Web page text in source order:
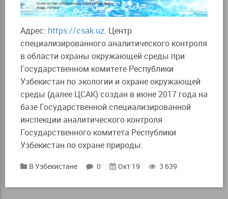
Адрес: https://csak.uz. Центр
специализированного аналитического контроля
в области охраны окружающей среды при
Государственном комитете Республики
Узбекистан по экологии и охране окружающей
среды (далее ЦСАК) создан в июне 2017 года на
базе Государственной специализированной
инспекции аналитического контроля
Государственного комитета Республики
Узбекистан по охране природы.
В Узбекистане 0 Окт 19 3 639